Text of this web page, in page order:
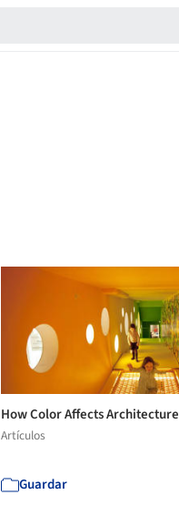
How Color Affects Architecture
Artículos
Guardar